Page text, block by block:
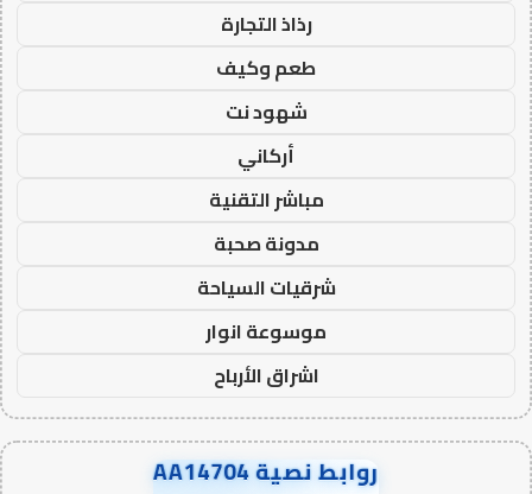
رذاذ التجارة
طعم وكيف
شهود نت
أركاني
مباشر التقنية
مدونة صحبة
شرقيات السياحة
موسوعة انوار
اشراق الأرباح
روابط نصية AA14704